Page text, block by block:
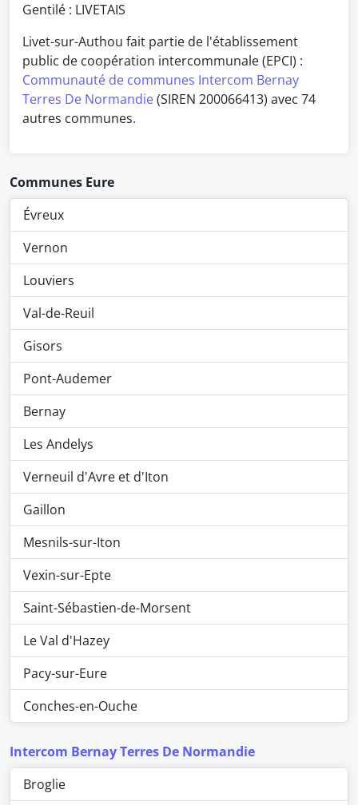
Gentilé : LIVETAIS
Livet-sur-Authou fait partie de l'établissement
public de coopération intercommunale (EPCI) :
Communauté de communes Intercom Bernay
Terres De Normandie(SIREN 200066413) avec 74
autres communes.
Communes Eure
Évreux
Vernon
Louviers
Val-de-Reuil
Gisors
Pont-Audemer
Bernay
Les Andelys
Verneuil d'Avre et d'Iton
Gaillon
Mesnils-sur-Iton
Vexin-sur-Epte
Saint-Sébastien-de-Morsent
Le Val d'Hazey
Pacy-sur-Eure
Conches-en-Ouche
Intercom Bernay Terres De Normandie
Broglie